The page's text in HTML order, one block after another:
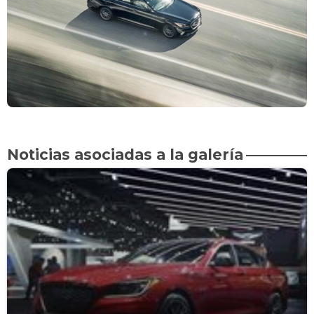
Noticias asociadas a la galería